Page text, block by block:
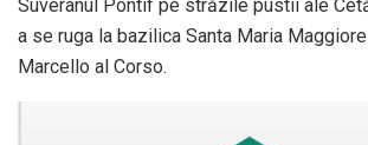
Suveranul Pontif pe străzile pustii ale
a se ruga la bazilica Santa Maria
Marcello al Corso.